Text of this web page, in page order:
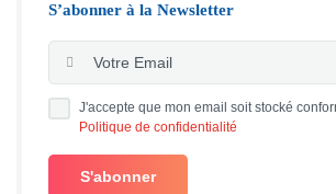
S’abonner à la Newsletter
J'accepte que mon email soit stocké
Politique de confidentialité